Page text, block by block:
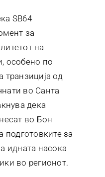
SB64
за
на
особено по
транзиција од
во Санта
дека
во Бон
подготовките за
идната насока
во регионот.